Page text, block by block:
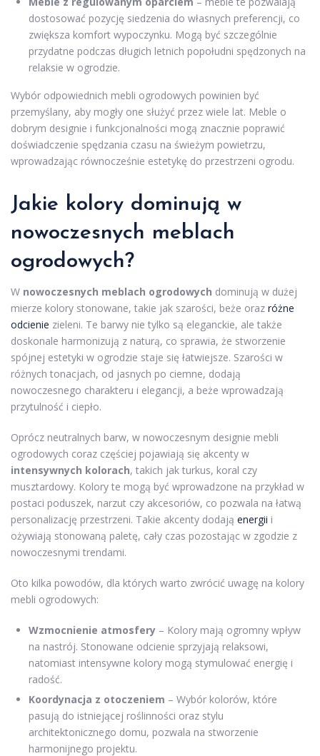
dostosować pozycję siedzenia do własnych preferencji, co
zwiększa komfort wypoczynku. Mogą być szczególnie
przydatne podczas długich letnich popołudni spędzonych na
relaksie w ogrodzie.
Wybór odpowiednich mebli ogrodowych powinien być
przemyślany, aby mogły one służyć przez wiele lat. Meble o
dobrym designie i funkcjonalności mogą znacznie poprawić
doświadczenie spędzania czasu na świeżym powietrzu,
wprowadzając równocześnie estetykę do przestrzeni ogrodu.
Jakie kolory dominują w
nowoczesnych meblach
ogrodowych?
W nowoczesnych meblach ogrodowych dominują w dużej
mierze kolory stonowane, takie jak szarości, beże oraz różne
odcienie zieleni. Te barwy nie tylko są eleganckie, ale także
doskonale harmonizują z naturą, co sprawia, że stworzenie
spójnej estetyki w ogrodzie staje się łatwiejsze. Szarości w
różnych tonacjach, od jasnych po ciemne, dodają
nowoczesnego charakteru i elegancji, a beże wprowadzają
przytulność i ciepło.
Oprócz neutralnych barw, w nowoczesnym designie mebli
ogrodowych coraz częściej pojawiają się akcenty w
intensywnych kolorach, takich jak turkus, koral czy
musztardowy. Kolory te mogą być wprowadzone na przykład w
postaci poduszek, narzut czy akcesoriów, co pozwala na łatwą
personalizację przestrzeni. Takie akcenty dodają energii i
ożywiają stonowaną paletę, cały czas pozostając w zgodzie z
nowoczesnymi trendami.
Oto kilka powodów, dla których warto zwrócić uwagę na kolory
mebli ogrodowych:
Wzmocnienie atmosfery – Kolory mają ogromny wpływ
na nastrój. Stonowane odcienie sprzyjają relaksowi,
natomiast intensywne kolory mogą stymulować energię i
radość.
Koordynacja z otoczeniem – Wybór kolorów, które
pasują do istniejącej roślinności oraz stylu
architektonicznego domu, pozwala na stworzenie
harmonijnego projektu.